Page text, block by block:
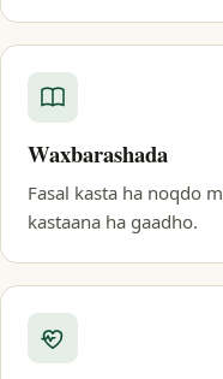
Waxbarashada
Fasal kasta ha noqdo
kastaana ha gaadho.